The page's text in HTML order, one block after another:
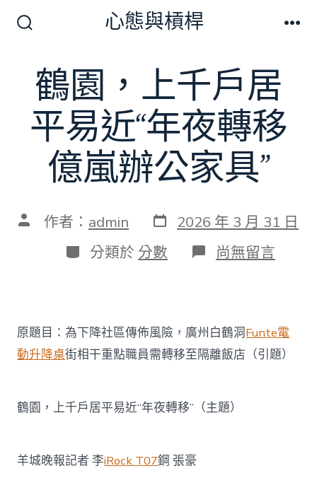
切
換
開
關
心態與槓桿
鶴園，上千戶居
平易近“年夜轉移
億嵐辦公家具”
文 作者： admin 發
表
日
期
2026 年 3 月 31 日
分
類
分類於 分數 在
〈鶴
戶
居
平
易
夜
尚無留言
原題目：為下降社區傳佈風險，廣州白鶴洞Funte電
動升降桌街相干重點職員需轉移至隔離飯店（引題）
鶴園，上千戶居平易近“年夜轉移”（主題）
羊城晚報記者 李iRock T07鋼 張豪